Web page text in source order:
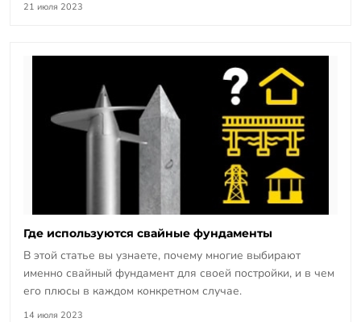
21 июля 2023
Где используются свайные фундаменты
В этой статье вы узнаете, почему многие выбирают
именно свайный фундамент для своей постройки, и в чем
его плюсы в каждом конкретном случае.
14 июля 2023